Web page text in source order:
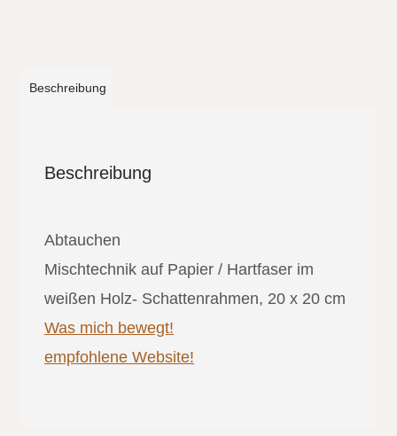
Beschreibung
Beschreibung
Abtauchen
Mischtechnik auf Papier / Hartfaser im
weißen Holz- Schattenrahmen, 20 x 20 cm
Was mich bewegt!
empfohlene Website!